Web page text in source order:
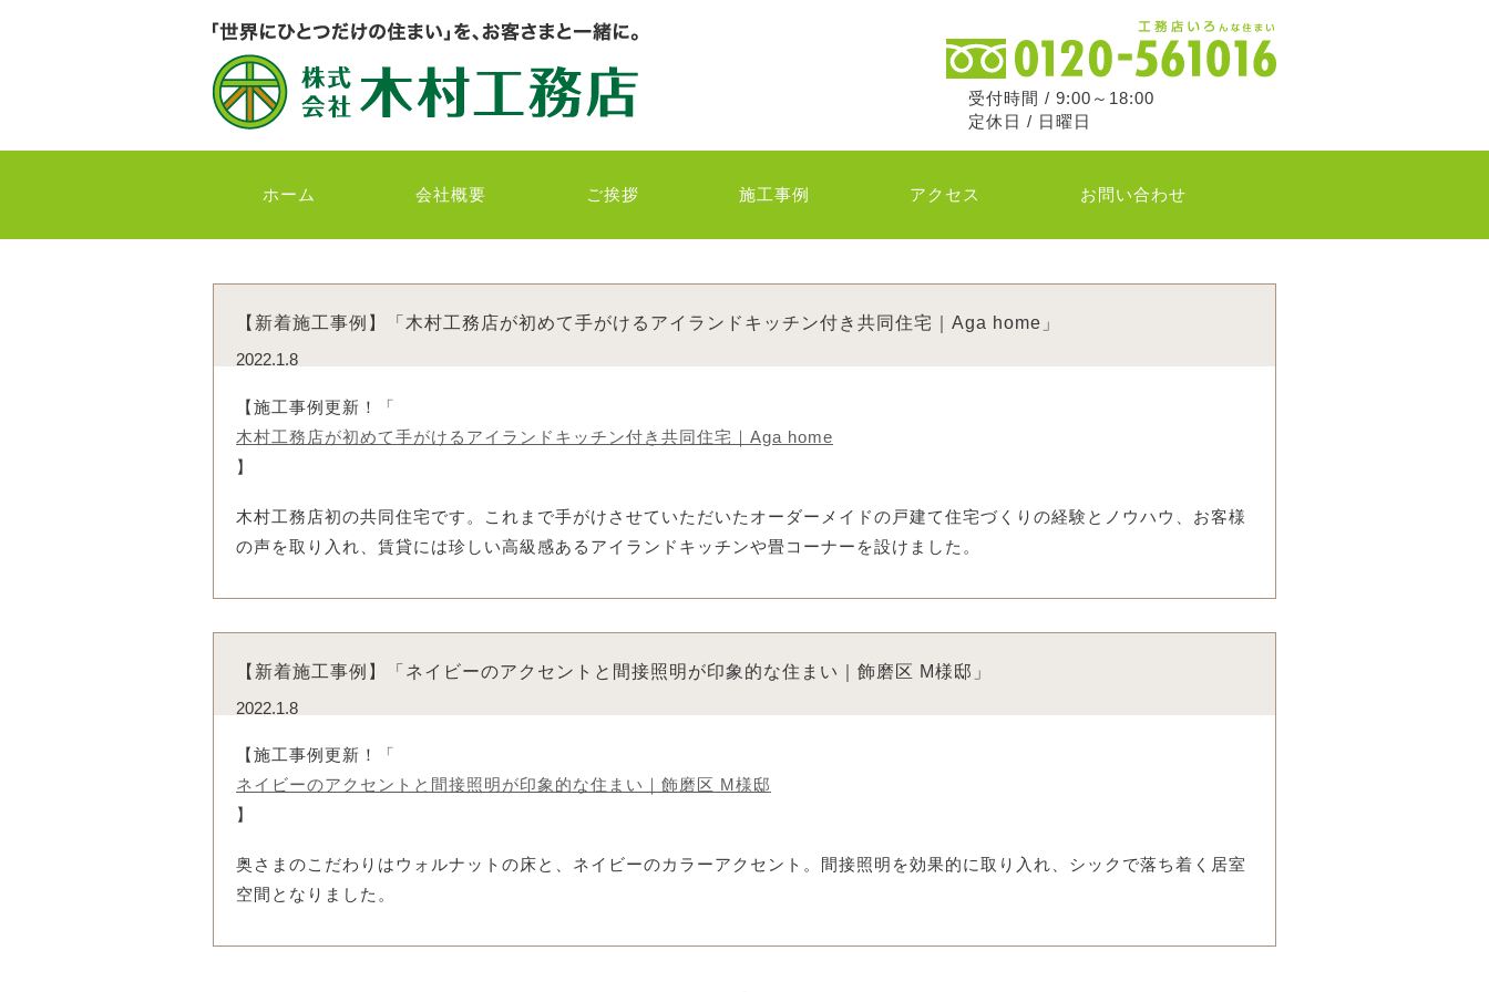
受付時間 / 9:00～18:00
定休日 / 日曜日
ホーム 会社概要 ご挨拶 施工事例 アクセス お問い合わせ
【新着施工事例】「木村工務店が初めて手がけるアイランドキッチン付き共同住宅｜Aga home」
2022.1.8
【施工事例更新！「
木村工務店が初めて手がけるアイランドキッチン付き共同住宅｜Aga home
】
木村工務店初の共同住宅です。これまで手がけさせていただいたオーダーメイドの戸建て住宅づくりの経験とノウハウ、お客様
の声を取り入れ、賃貸には珍しい高級感あるアイランドキッチンや畳コーナーを設けました。
【新着施工事例】「ネイビーのアクセントと間接照明が印象的な住まい｜飾磨区 M様邸」
2022.1.8
【施工事例更新！「
ネイビーのアクセントと間接照明が印象的な住まい｜飾磨区 M様邸
】
奥さまのこだわりはウォルナットの床と、ネイビーのカラーアクセント。間接照明を効果的に取り入れ、シックで落ち着く居室
空間となりました。